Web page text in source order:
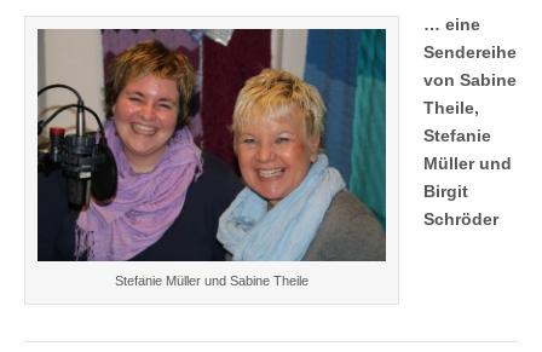
Stefanie Müller und Sabine Theile
… eine
Sendereihe
von Sabine
Theile,
Stefanie
Müller und
Birgit
Schröder